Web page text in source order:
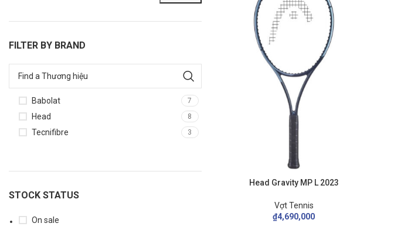
Vợt Tennis Radical
Wilson Ultra
FILTER BY BRAND
Babolat 7
Head 8
Tecnifibre 3
STOCK STATUS
On sale
Head Gravity MP L 2023
Vợt Tennis
₫4,690,000